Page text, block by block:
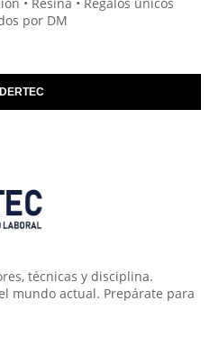
por DM
técnicas y disciplina.
mundo actual. Prepárate para